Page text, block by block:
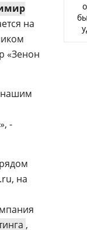
на
«Зенон
нашим
-
на
,